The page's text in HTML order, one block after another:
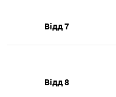
Відд 7
Відд 8